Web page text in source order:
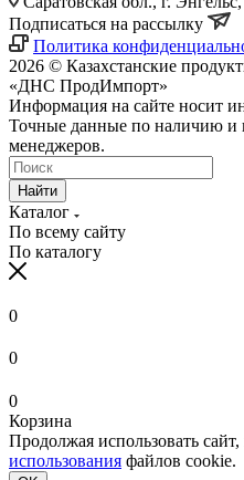
Подписаться на рассылку
Политика
2026 © Казахстанские
«ДНС ПродИмпорт»
Информация на сайте носит
Точные данные по наличию и
менеджеров.
Найти
Каталог
По всему сайту
По каталогу
0
0
0
Корзина
Продолжая использовать
использования файлов cookie.